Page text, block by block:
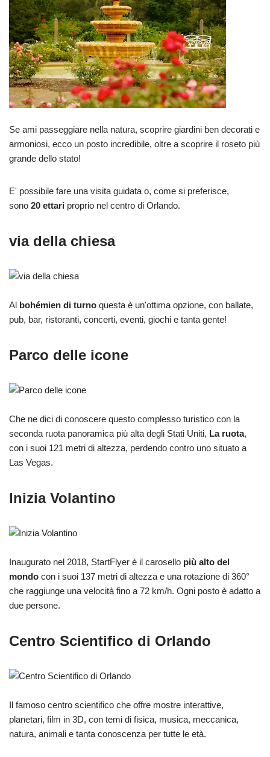
Se ami passeggiare nella natura, scoprire giardini ben decorati e
armoniosi, ecco un posto incredibile, oltre a scoprire il roseto più
grande dello stato!
E' possibile fare una visita guidata o, come si preferisce,
sono 20 ettari proprio nel centro di Orlando.
via della chiesa
Al bohémien di turno questa è un'ottima opzione, con ballate,
pub, bar, ristoranti, concerti, eventi, giochi e tanta gente!
Parco delle icone
Che ne dici di conoscere questo complesso turistico con la
seconda ruota panoramica più alta degli Stati Uniti, La ruota,
con i suoi 121 metri di altezza, perdendo contro uno situato a
Las Vegas.
Inizia Volantino
Inaugurato nel 2018, StartFlyer è il carosello più alto del
mondo con i suoi 137 metri di altezza e una rotazione di 360°
che raggiunge una velocità fino a 72 km/h. Ogni posto è adatto a
due persone.
Centro Scientifico di Orlando
Il famoso centro scientifico che offre mostre interattive,
planetari, film in 3D, con temi di fisica, musica, meccanica,
natura, animali e tanta conoscenza per tutte le età.